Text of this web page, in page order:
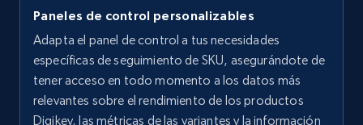
Walmart - products
URL, Final price, Sku, Currency, Gtin,
Specifications, Image urls, Top reviews, and
more.
5.6K+ 875+ Comenzar ahora
Paneles de control personalizables
Adapta el panel de control a tus necesidades
específicas de seguimiento de SKU, asegurándote de
tener acceso en todo momento a los datos más
relevantes sobre el rendimiento de los productos
Digikey, las métricas de las variantes y la información